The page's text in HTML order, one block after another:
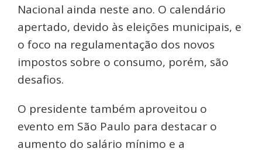
Nacional ainda neste ano. O calendário
apertado, devido às eleições municipais, e
o foco na regulamentação dos novos
impostos sobre o consumo, porém, são
desafios.
O presidente também aproveitou o
evento em São Paulo para destacar o
aumento do salário mínimo e a